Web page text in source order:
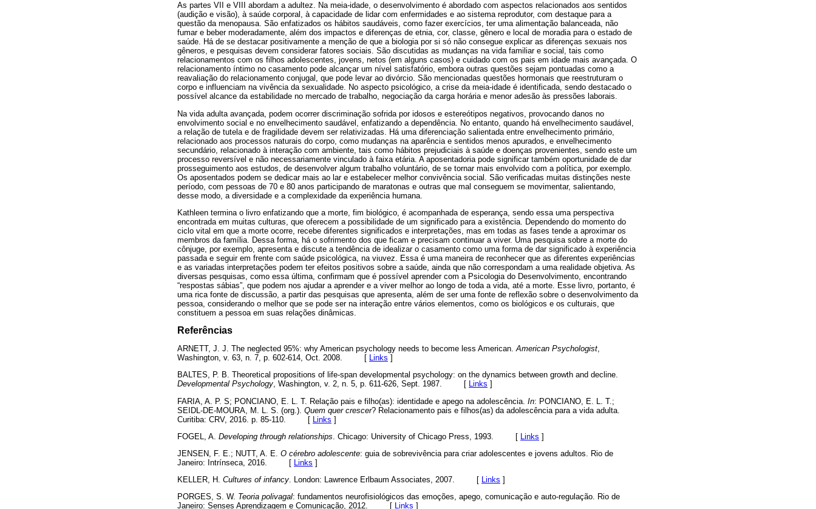
As partes VII e VIII abordam a adultez. Na meia-idade, o desenvolvimento é abordado com aspectos relacionados aos sentidos
(audição e visão), à saúde corporal, à capacidade de lidar com enfermidades e ao sistema reprodutor, com destaque para a
questão da menopausa. São enfatizados os hábitos saudáveis, como fazer exercícios, ter uma alimentação balanceada, não
fumar e beber moderadamente, além dos impactos e diferenças de etnia, cor, classe, gênero e local de moradia para o estado de
saúde. Há de se destacar positivamente a menção de que a biologia por si só não consegue explicar as diferenças sexuais nos
gêneros, e pesquisas devem considerar fatores sociais. São discutidas as mudanças na vida familiar e social, tais como
relacionamentos com os filhos adolescentes, jovens, netos (em alguns casos) e cuidado com os pais em idade mais avançada. O
relacionamento íntimo no casamento pode alcançar um nível satisfatório, embora outras questões sejam pontuadas como a
reavaliação do relacionamento conjugal, que pode levar ao divórcio. São mencionadas questões hormonais que reestruturam o
corpo e influenciam na vivência da sexualidade. No aspecto psicológico, a crise da meia-idade é identificada, sendo destacado o
possível alcance da estabilidade no mercado de trabalho, negociação da carga horária e menor adesão às pressões laborais.
Na vida adulta avançada, podem ocorrer discriminação sofrida por idosos e estereótipos negativos, provocando danos no
envolvimento social e no envelhecimento saudável, enfatizando a dependência. No entanto, quando há envelhecimento saudável,
a relação de tutela e de fragilidade devem ser relativizadas. Há uma diferenciação salientada entre envelhecimento primário,
relacionado aos processos naturais do corpo, como mudanças na aparência e sentidos menos apurados, e envelhecimento
secundário, relacionado à interação com ambiente, tais como hábitos prejudiciais à saúde e doenças provenientes, sendo este um
processo reversível e não necessariamente vinculado à faixa etária. A aposentadoria pode significar também oportunidade de dar
prosseguimento aos estudos, de desenvolver algum trabalho voluntário, de se tornar mais envolvido com a política, por exemplo.
Os aposentados podem se dedicar mais ao lar e estabelecer melhor convivência social. São verificadas muitas distinções neste
período, com pessoas de 70 e 80 anos participando de maratonas e outras que mal conseguem se movimentar, salientando,
desse modo, a diversidade e a complexidade da experiência humana.
Kathleen termina o livro enfatizando que a morte, fim biológico, é acompanhada de esperança, sendo essa uma perspectiva
encontrada em muitas culturas, que oferecem a possibilidade de um significado para a existência. Dependendo do momento do
ciclo vital em que a morte ocorre, recebe diferentes significados e interpretações, mas em todas as fases tende a aproximar os
membros da família. Dessa forma, há o sofrimento dos que ficam e precisam continuar a viver. Uma pesquisa sobre a morte do
cônjuge, por exemplo, apresenta e discute a tendência de idealizar o casamento como uma forma de dar significado à experiência
passada e seguir em frente com saúde psicológica, na viuvez. Essa é uma maneira de reconhecer que as diferentes experiências
e as variadas interpretações podem ter efeitos positivos sobre a saúde, ainda que não correspondam a uma realidade objetiva. As
diversas pesquisas, como essa última, confirmam que é possível aprender com a Psicologia do Desenvolvimento, encontrando
“respostas sábias”, que podem nos ajudar a aprender e a viver melhor ao longo de toda a vida, até a morte. Esse livro, portanto, é
uma rica fonte de discussão, a partir das pesquisas que apresenta, além de ser uma fonte de reflexão sobre o desenvolvimento da
pessoa, considerando o melhor que se pode ser na interação entre vários elementos, como os biológicos e os culturais, que
constituem a pessoa em suas relações dinâmicas.
Referências
ARNETT, J. J. The neglected 95%: why American psychology needs to become less American.American Psychologist,
Washington, v. 63, n. 7, p. 602-614, Oct. 2008. [ Links ]
BALTES, P. B. Theoretical propositions of life-span developmental psychology: on the dynamics between growth and decline.
Developmental Psychology, Washington, v. 2, n. 5, p. 611-626, Sept. 1987. [ Links ]
FARIA, A. P. S; PONCIANO, E. L. T. Relação pais e filho(as): identidade e apego na adolescência. In: PONCIANO, E. L. T.;
SEIDL-DE-MOURA, M. L. S. (org.). Quem quer crescer? Relacionamento pais e filhos(as) da adolescência para a vida adulta.
Curitiba: CRV, 2016. p. 85-110. [ Links ]
FOGEL, A. Developing through relationships . Chicago: University of Chicago Press, 1993. [ Links ]
JENSEN, F. E.; NUTT, A. E. O cérebro adolescente: guia de sobrevivência para criar adolescentes e jovens adultos. Rio de
Janeiro: Intrínseca, 2016. [
Links ]
KELLER, H. Cultures of infancy. London: Lawrence Erlbaum Associates, 2007. [ Links ]
PORGES, S. W. Teoria polivagal: fundamentos neurofisiológicos das emoções, apego, comunicação e auto-regulação. Rio de
Janeiro: Senses Aprendizagem e Comunicação, 2012. [ Links ]